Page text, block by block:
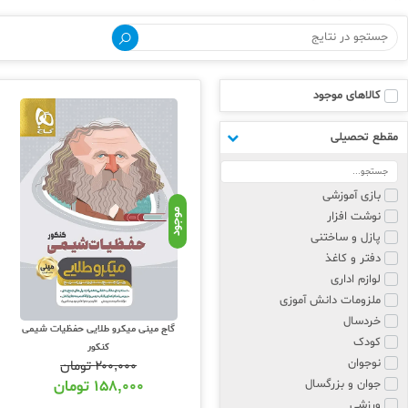
آسانی نیست و تقریبا تمامی دانش
تسلط شما بر فرمول های کتابهای درسی
دروس اختصاصی کنکور را برای مرور و
میکرو که شامل تصاویر مهم و
قالب کلی کتابهای مینی میکرو
نکته ای و فرموله شده کتاب های درسی
کد تخفیف خرید کتاب
سری کتابهای مینی میکرو طلایی
عضویت در خبرنامه عشق کتاب از آنها
مینی میکرو گاجمیتوانید از کد تخفیف
کالاهای موجود
مقطع تحصیلی
بازی آموزشی
نوشت افزار
پازل و ساختنی
دفتر و کاغذ
لوازم اداری
ملزومات دانش آموزی
خردسال
کودک
نوجوان
جوان و بزرگسال
موجود
گاج مینی میکرو طلایی حفظیات شیمی
کنکور
۲۰۰,۰۰۰تومان
۱۵۸,۰۰۰ تومان